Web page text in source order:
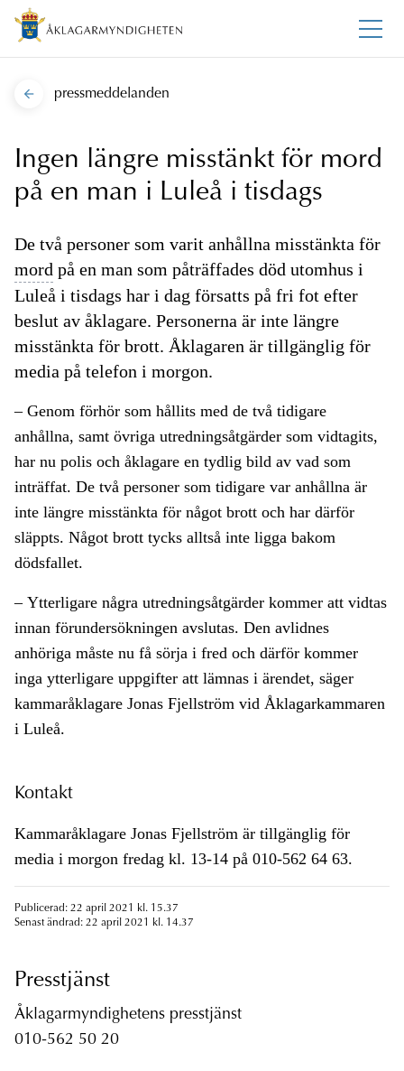
pressmeddelanden
Ingen längre misstänkt för mord
på en man i Luleå i tisdags
De två personer som varit anhållna misstänkta för
mord på en man som påträffades död utomhus i
Luleå i tisdags har i dag försatts på fri fot efter
beslut av åklagare. Personerna är inte längre
misstänkta för brott. Åklagaren är tillgänglig för
media på telefon i morgon.
– Genom förhör som hållits med de två tidigare
anhållna, samt övriga utredningsåtgärder som vidtagits,
har nu polis och åklagare en tydlig bild av vad som
inträffat. De två personer som tidigare var anhållna är
inte längre misstänkta för något brott och har därför
släppts. Något brott tycks alltså inte ligga bakom
dödsfallet.
– Ytterligare några utredningsåtgärder kommer att vidtas
innan förundersökningen avslutas. Den avlidnes
anhöriga måste nu få sörja i fred och därför kommer
inga ytterligare uppgifter att lämnas i ärendet, säger
kammaråklagare Jonas Fjellström vid Åklagarkammaren
i Luleå.
Kontakt
Kammaråklagare Jonas Fjellström är tillgänglig för
media i morgon fredag kl. 13-14 på 010-562 64 63.
Publicerad: 22 april 2021 kl. 15.37
Senast ändrad: 22 april 2021 kl. 14.37
Presstjänst
Åklagarmyndighetens presstjänst
010-562 50 20